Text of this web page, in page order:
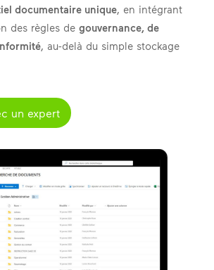
documentaire unique, en intégrant
des règles de gouvernance, de
, au-delà du simple stockage
un expert